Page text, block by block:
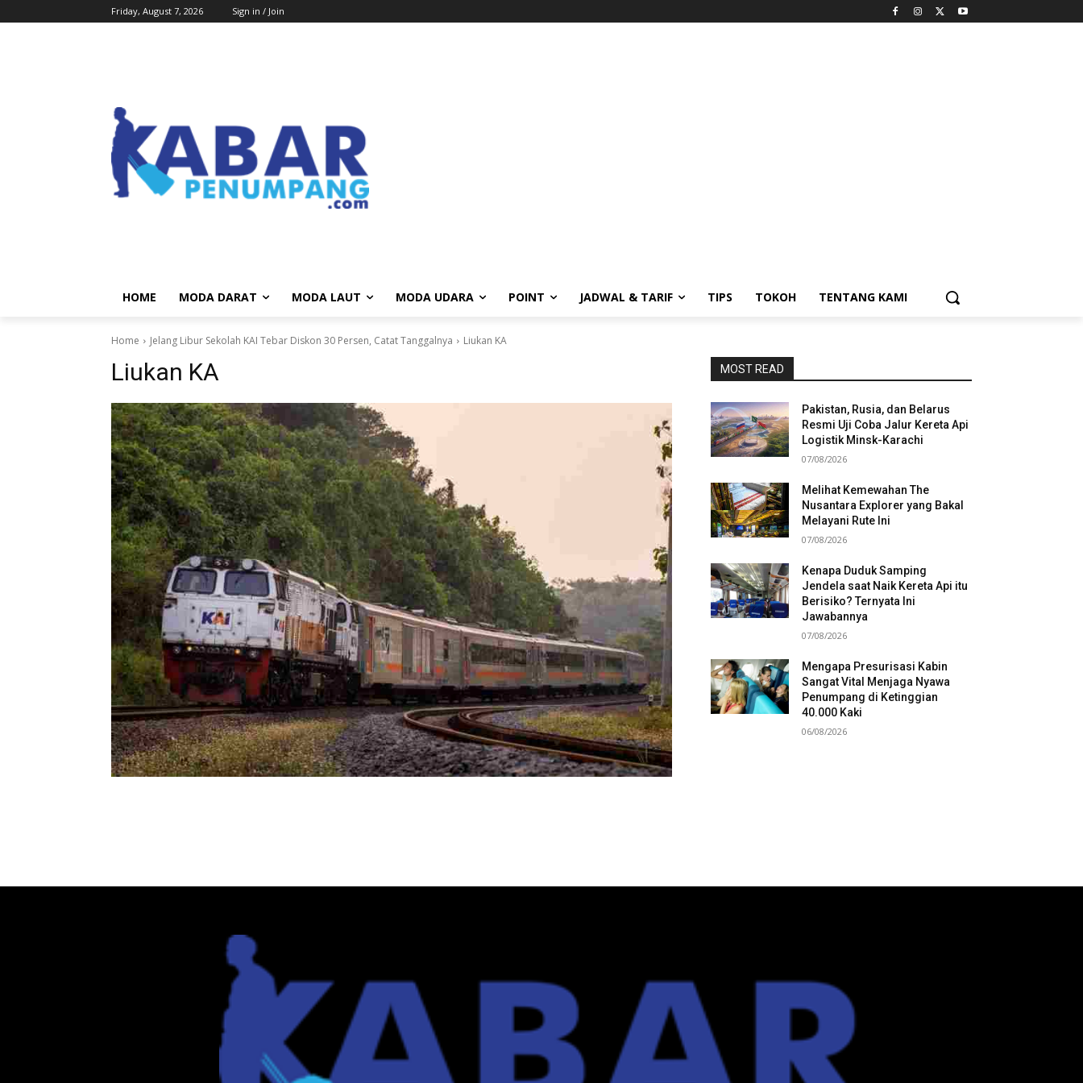
Friday, August 7, 2026 Sign in / Join
HOME MODA DARAT MODA LAUT MODA UDARA POINT JADWAL & TARIF TIPS TOKOH TENTANG KAMI
Home Jelang Libur Sekolah KAI Tebar Diskon 30 Persen, Catat Tanggalnya Liukan KA
Liukan KA MOST READ
Pakistan, Rusia, dan Belarus
Resmi Uji Coba Jalur Kereta Api
Logistik Minsk-Karachi
07/08/2026
Melihat Kemewahan The
Nusantara Explorer yang Bakal
Melayani Rute Ini
07/08/2026
Kenapa Duduk Samping
Jendela saat Naik Kereta Api itu
Berisiko? Ternyata Ini
Jawabannya
07/08/2026
Mengapa Presurisasi Kabin
Sangat Vital Menjaga Nyawa
Penumpang di Ketinggian
40.000 Kaki
06/08/2026